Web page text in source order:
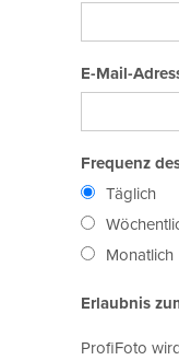
E-Mail-
Frequenz
Täglich
Monatlich
Erlaubnis
ProfiFoto